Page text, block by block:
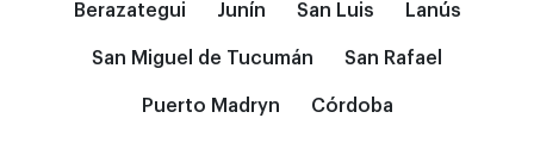
Berazategui Junín San Luis Lanús
San Miguel de Tucumán San Rafael
Puerto Madryn Córdoba